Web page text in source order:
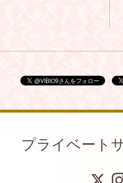
プライベート